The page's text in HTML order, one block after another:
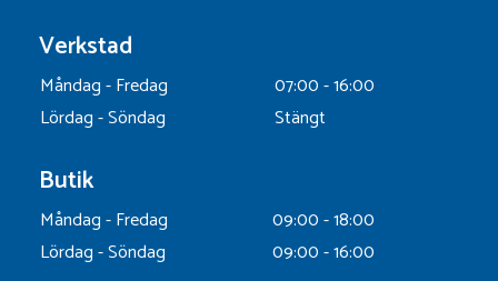
Verkstad
Måndag - Fredag
07:00 - 16:00
Lördag - Söndag
Stängt
Butik
Måndag - Fredag
09:00 - 18:00
Lördag - Söndag
09:00 - 16:00